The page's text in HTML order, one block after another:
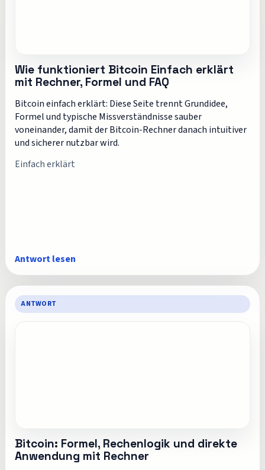
Wie funktioniert Bitcoin Einfach erklärt
mit Rechner, Formel und FAQ
Bitcoin einfach erklärt: Diese Seite trennt Grundidee,
Formel und typische Missverständnisse sauber
voneinander, damit der Bitcoin-Rechner danach intuitiver
und sicherer nutzbar wird.
Einfach erklärt
Antwort lesen
ANTWORT
Bitcoin: Formel, Rechenlogik und direkte
Anwendung mit Rechner